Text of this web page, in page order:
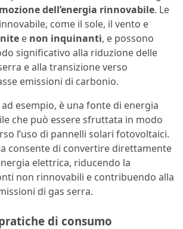
dell’energia rinnovabile. Le
come il sole, il vento e
e non inquinanti, e possono
significativo alla riduzione delle
e alla transizione verso
emissioni di carbonio.
ad esempio, è una fonte di energia
che può essere sfruttata in modo
l’uso di pannelli solari fotovoltaici.
consente di convertire direttamente
elettrica, riducendo la
non rinnovabili e contribuendo alla
di gas serra.
di consumo